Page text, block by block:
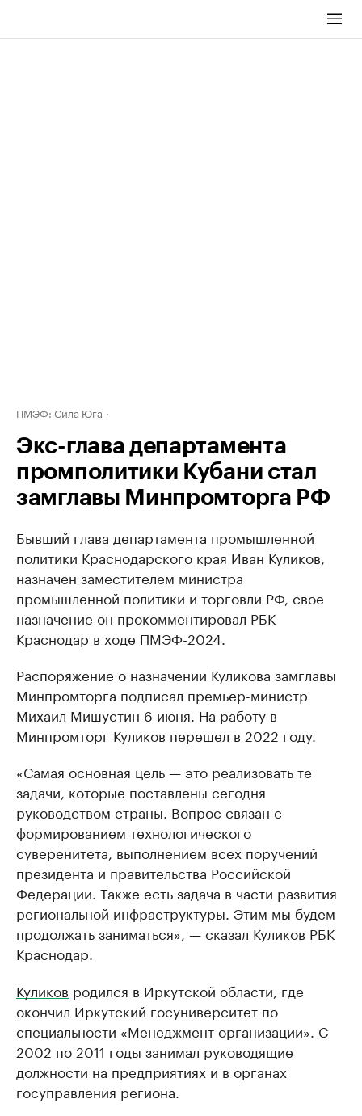
ПМЭФ: Сила Юга
Экс-глава департамента
промполитики Кубани стал
замглавы Минпромторга РФ
Бывший глава департамента промышленной
политики Краснодарского края Иван Куликов,
назначен заместителем министра
промышленной политики и торговли РФ, свое
назначение он прокомментировал РБК
Краснодар в ходе ПМЭФ-2024.
Распоряжение о назначении Куликова замглавы
Минпромторга подписал премьер-министр
Михаил Мишустин 6 июня. На работу в
Минпромторг Куликов перешел в 2022 году.
«Самая основная цель — это реализовать те
задачи, которые поставлены сегодня
руководством страны. Вопрос связан с
формированием технологического
суверенитета, выполнением всех поручений
президента и правительства Российской
Федерации. Также есть задача в части развития
региональной инфраструктуры. Этим мы будем
продолжать заниматься», — сказал Куликов РБК
Краснодар.
Куликов родился в Иркутской области, где
окончил Иркутский госуниверситет по
специальности «Менеджмент организации». С
2002 по 2011 годы занимал руководящие
должности на предприятиях и в органах
госуправления региона.